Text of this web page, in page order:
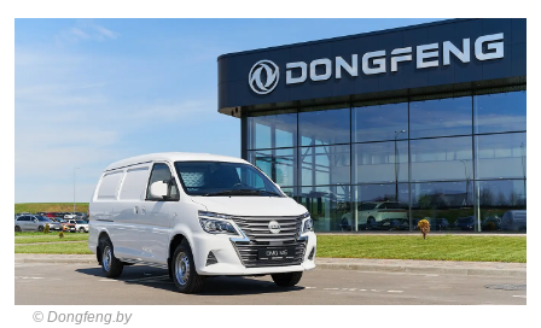
Dongfeng.by